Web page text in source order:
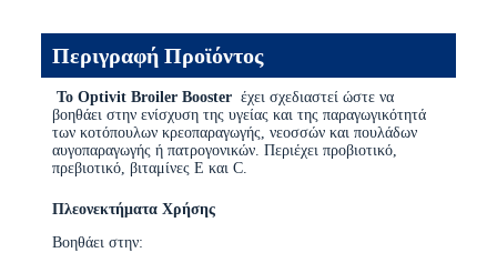
Περιγραφή Προϊόντος
Το OptivitBroilerBoosterέχει σχεδιαστεί ώστε να
βοηθάει στην ενίσχυση της υγείας και της παραγωγικότητά
των κοτόπουλων κρεοπαραγωγής, νεοσσών και πουλάδων
αυγοπαραγωγής ή πατρογονικών. Περιέχει προβιοτικό,
πρεβιοτικό, βιταμίνες Ε και C.
Πλεονεκτήματα Χρήσης
Βοηθάει στην: